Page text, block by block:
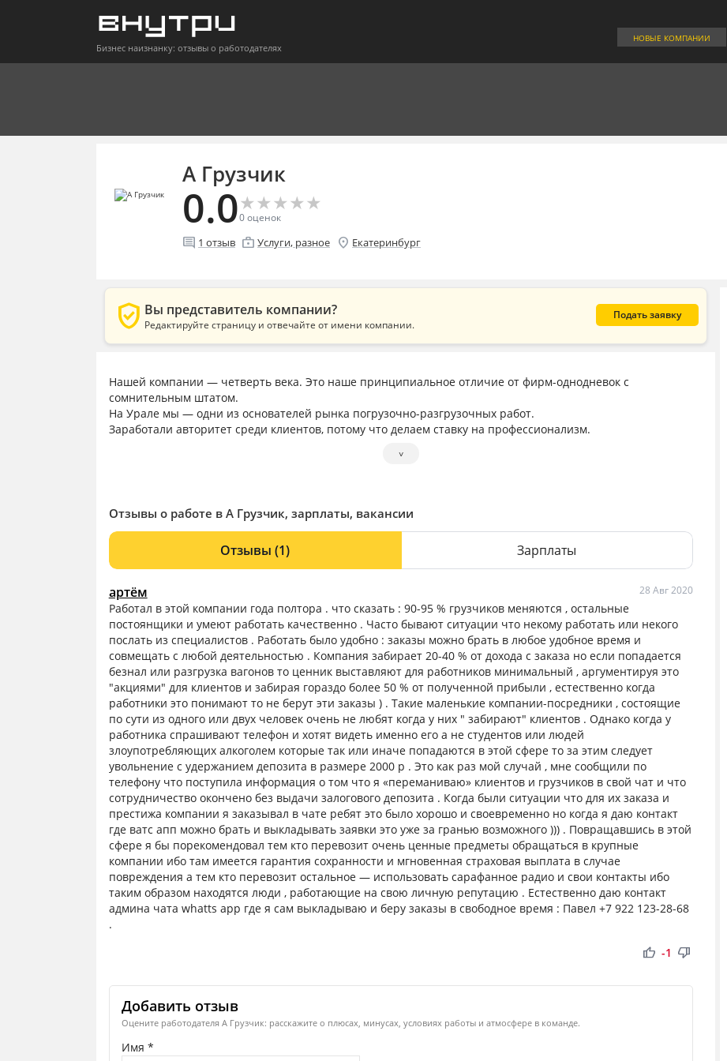
Бизнес наизнанку: отзывы о работодателях
НОВЫЕ КОМПАНИИ
А Грузчик
0.0★
★★
★★
★★
★★
★
0оценок
comment 1 отзыв enterprise Услуги, разное location_on Екатеринбург
verified_user Вы представитель компании?
Редактируйте страницу и отвечайте от имени компании.
Подать заявку
Нашей компании — четверть века. Это наше принципиальное отличие от фирм-однодневок с
сомнительным штатом.
На Урале мы — одни из основателей рынка погрузочно-разгрузочных работ.
Заработали авторитет среди клиентов, потому что делаем ставку на профессионализм.
˅
Отзывы о работе в А Грузчик, зарплаты, вакансии
Отзывы(1) Зарплаты
артём 28 Авг 2020
Работал в этой компании года полтора . что сказать : 90-95 % грузчиков меняются , остальные
постоянщики и умеют работать качественно . Часто бывают ситуации что некому работать или некого
послать из специалистов . Работать было удобно : заказы можно брать в любое удобное время и
совмещать с любой деятельностью . Компания забирает 20-40 % от дохода с заказа но если попадается
безнал или разгрузка вагонов то ценник выставляют для работников минимальный , аргументируя это
"акциями" для клиентов и забирая гораздо более 50 % от полученной прибыли , естественно когда
работники это понимают то не берут эти заказы ) . Такие маленькие компании-посредники , состоящие
по сути из одного или двух человек очень не любят когда у них " забирают" клиентов . Однако когда у
работника спрашивают телефон и хотят видеть именно его а не студентов или людей
злоупотребляющих алкоголем которые так или иначе попадаются в этой сфере то за этим следует
увольнение с удержанием депозита в размере 2000 р . Это как раз мой случай , мне сообщили по
телефону что поступила информация о том что я «переманиваю» клиентов и грузчиков в свой чат и что
сотрудничество окончено без выдачи залогового депозита . Когда были ситуации что для их заказа и
престижа компании я заказывал в чате ребят это было хорошо и своевременно но когда я даю контакт
где ватс апп можно брать и выкладывать заявки это уже за гранью возможного ))) . Повращавшись в этой
сфере я бы порекомендовал тем кто перевозит очень ценные предметы обращаться в крупные
компании ибо там имеется гарантия сохранности и мгновенная страховая выплата в случае
повреждения а тем кто перевозит остальное — использовать сарафанное радио и свои контакты ибо
таким образом находятся люди , работающие на свою личную репутацию . Естественно даю контакт
админа чата whatts app где я сам выкладываю и беру заказы в свободное время : Павел +7 922 123-28-68
.
thumb_up thumb_down
-1
Добавить отзыв
Оцените работодателя А Грузчик: расскажите о плюсах, минусах, условиях работы и атмосфере в команде.
Имя *